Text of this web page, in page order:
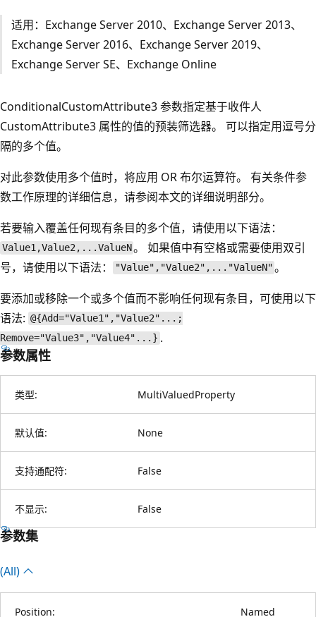
适用：Exchange Server 2010、Exchange Server 2013、
Exchange Server 2016、Exchange Server 2019、
Exchange Server SE、Exchange Online
ConditionalCustomAttribute3 参数指定基于收件人
CustomAttribute3 属性的值的预装筛选器。 可以指定用逗号分
隔的多个值。
对此参数使用多个值时，将应用 OR 布尔运算符。 有关条件参
数工作原理的详细信息，请参阅本文的详细说明部分。
若要输入覆盖任何现有条目的多个值，请使用以下语法：
Value1,Value2,...ValueN。 如果值中有空格或需要使用双引
号，请使用以下语法：
"Value","Value2",..."ValueN" 。
要添加或移除一个或多个值而不影响任何现有条目，可使用以下
语法: @{Add="Value1","Value2"...;
Remove="Value3","Value4"...} .
参数属性
类型: MultiValuedProperty
默认值: None
支持通配符: False
不显示: False
参数集
(All)
Position: Named